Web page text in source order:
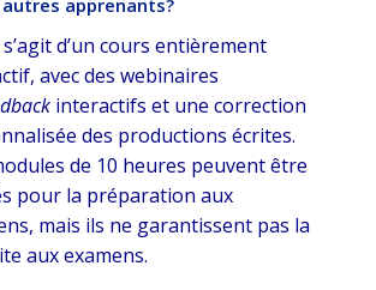
apprenants?
d’un cours entièrement
avec des webinaires
interactifs et une correction
des productions écrites.
de 10 heures peuvent être
pour la préparation aux
mais ils ne garantissent pas la
aux examens.